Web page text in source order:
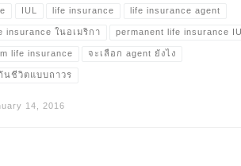
IUL life insurance life insurance agent
insurance ในอเมริกา permanent life insurance
life insurance จะเลือก agent ยังไง
นชีวิตแบบถาวร
14, 2016